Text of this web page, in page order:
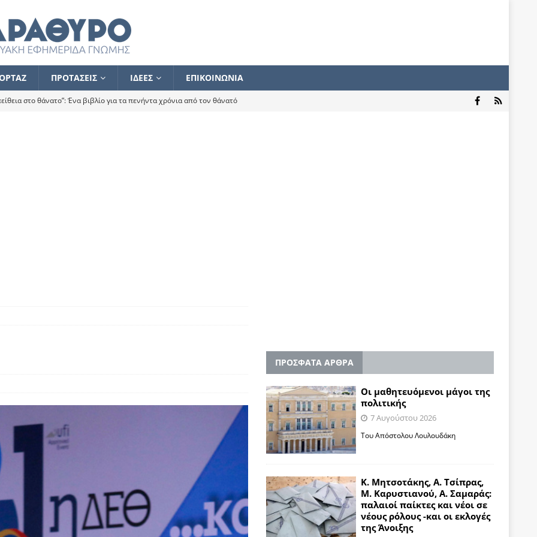
ΠΡΟΤΑΣΕΙΣ ΙΔΕΕΣ ΕΠΙΚΟΙΝΩΝΙΑ
στο θάνατο”: Ένα βιβλίο για τα πενήντα χρόνια από τον θάνατό
Ανάκαμψης: Κυβερνητική απληστία και αντιπολιτευτική αφασία
καταγγέλουν “ένα συγκεντρωτικό μοντέλο αποφάσεων από
και παρασκηνιακών ανταγωνισμών”
τελειώνει
ΠΡΟΒΟΛΕΣ
ΑΝΑΓΝΩΣΕΙΣ
ΠΡΟΣΦΑΤΑ ΑΡΘΡΑ
Οι μαθητευόμενοι μάγοι της
πολιτικής
7 Αυγούστου 2026
Του Απόστολου Λουλουδάκη
Κ. Μητσοτάκης, Α. Τσίπρας,
Μ. Καρυστιανού, Α. Σαμαράς:
παλαιοί παίκτες και νέοι σε
νέους ρόλους -και οι εκλογές
της Άνοιξης